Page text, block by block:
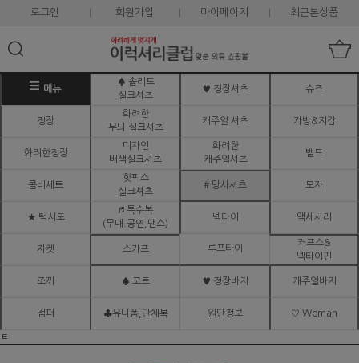
로그인 회원가입 마이페이지 최근본상품
메뉴
♠ 솔리드
실크셔츠
♥ 정장셔츠 슈즈
정장
화려한
무늬 실크셔츠
캐주얼 셔츠 가방&지갑
화려한정장
디자인
배색실크셔츠
화려한
캐주얼셔츠
벨트
콤비세트
핫픽스
실크셔츠
# 망사셔츠 모자
★ 턱시도
♬ 특수복
(무대.공연,댄스)
넥타이 액세서리
자켓 스카프 루프타이
커프스&
넥타이핀
조끼 ♠ 코트 ♥ 정장바지 캐주얼바지
점퍼 ♣유니폼,단체복 원단정보 ♡ Woman
ㅌ